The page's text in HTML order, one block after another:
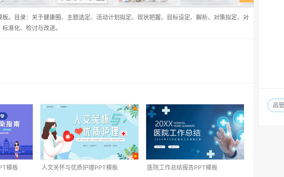
品
。目录：关于健康圈、主题选定、活动计划拟定、现状把握、目标设定、解析、对策拟定、对
准化、检讨与改进。
模板 人文关怀与优质护理PPT模板 医院工作总结报告PPT模板